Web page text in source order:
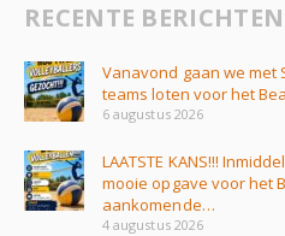
RECENTE BERICHTEN
Vanavond gaan we met
teams loten voor het
6 augustus 2026
LAATSTE KANS!!!
mooie opgave voor het
aankomende…
4 augustus 2026